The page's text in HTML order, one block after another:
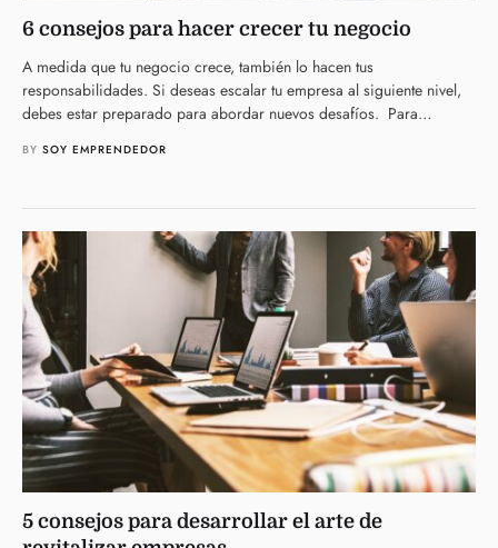
6 consejos para hacer crecer tu negocio
A medida que tu negocio crece, también lo hacen tus
responsabilidades. Si deseas escalar tu empresa al siguiente nivel,
debes estar preparado para abordar nuevos desafíos. Para
BY SOY EMPRENDEDOR
5 consejos para desarrollar el arte de